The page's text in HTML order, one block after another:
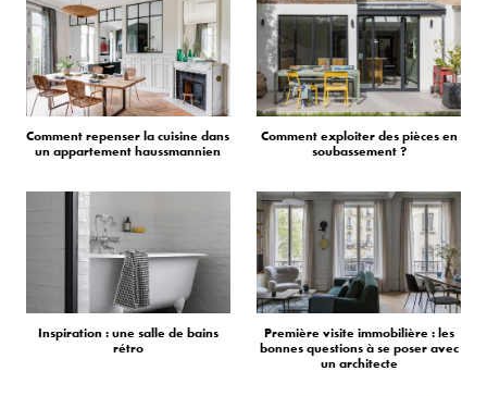
Comment repenser la cuisine dans
un appartement haussmannien
Comment exploiter des pièces en
soubassement ?
Inspiration : une salle de bains
rétro
Première visite immobilière : les
bonnes questions à se poser avec
un architecte